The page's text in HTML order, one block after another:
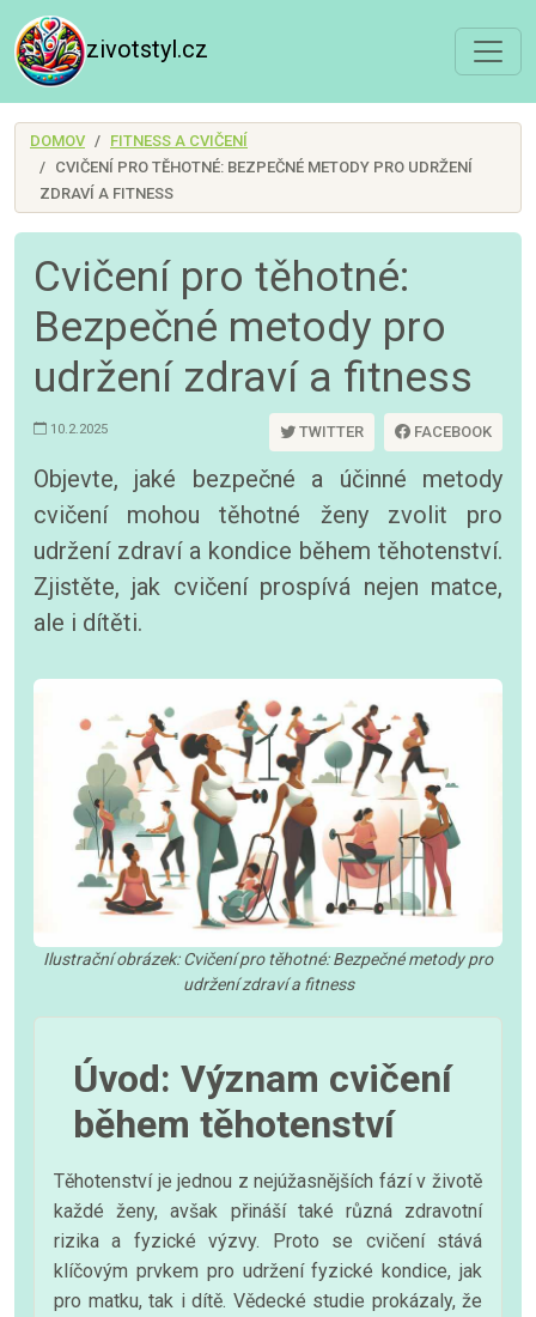
zivotstyl.cz
DOMOV
FITNESS A CVIČENÍ
CVIČENÍ PRO TĚHOTNÉ: BEZPEČNÉ METODY PRO UDRŽENÍ
ZDRAVÍ A FITNESS
Cvičení pro těhotné:
Bezpečné metody pro
udržení zdraví a fitness
10.2.2025 TWITTER FACEBOOK
Objevte, jaké bezpečné a účinné metody
cvičení mohou těhotné ženy zvolit pro
udržení zdraví a kondice během těhotenství.
Zjistěte, jak cvičení prospívá nejen matce,
ale i dítěti.
Ilustrační obrázek: Cvičení pro těhotné: Bezpečné metody pro
udržení zdraví a fitness
Úvod: Význam cvičení
během těhotenství
Těhotenství je jednou z nejúžasnějších fází v životě
každé ženy, avšak přináší také různá zdravotní
rizika a fyzické výzvy. Proto se cvičení stává
klíčovým prvkem pro udržení fyzické kondice, jak
pro matku, tak i dítě. Vědecké studie prokázaly, že